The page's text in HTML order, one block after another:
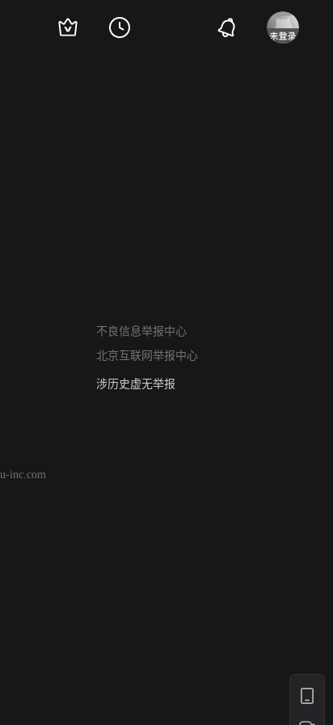
不良信息举报中心
北京互联网举报中心
亚运会举报专区
涉历史虚无举报
inc.com